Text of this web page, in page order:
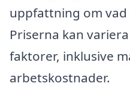
uppfattning om
Priserna kan
faktorer, inklusive
arbetskostnader.